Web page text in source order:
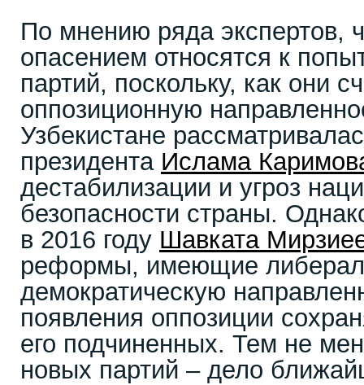
По мнению ряда экспертов,
опасением относятся к
партий, поскольку, как они
оппозиционную
Узбекистане
президента Ислама
дестабилизации и угроз
безопасности страны.
в 2016 году Шавката
реформы, имеющие
демократическую
появления оппозиции
его подчиненных. Тем не
новых партий – дело